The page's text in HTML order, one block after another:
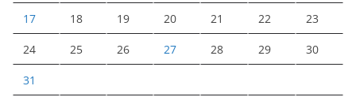
17 18 19 20 21 22 23
24 25 26 27 28 29 30
31